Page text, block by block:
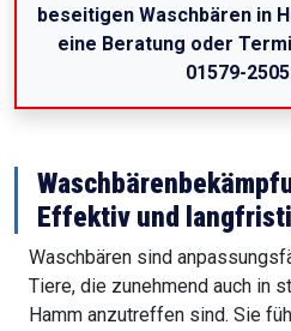
beseitigen Waschbären in
eine Beratung oder
01579-
Effektiv und
Waschbären sind
Tiere, die zunehmend auch in
Hamm anzutreffen sind. Sie